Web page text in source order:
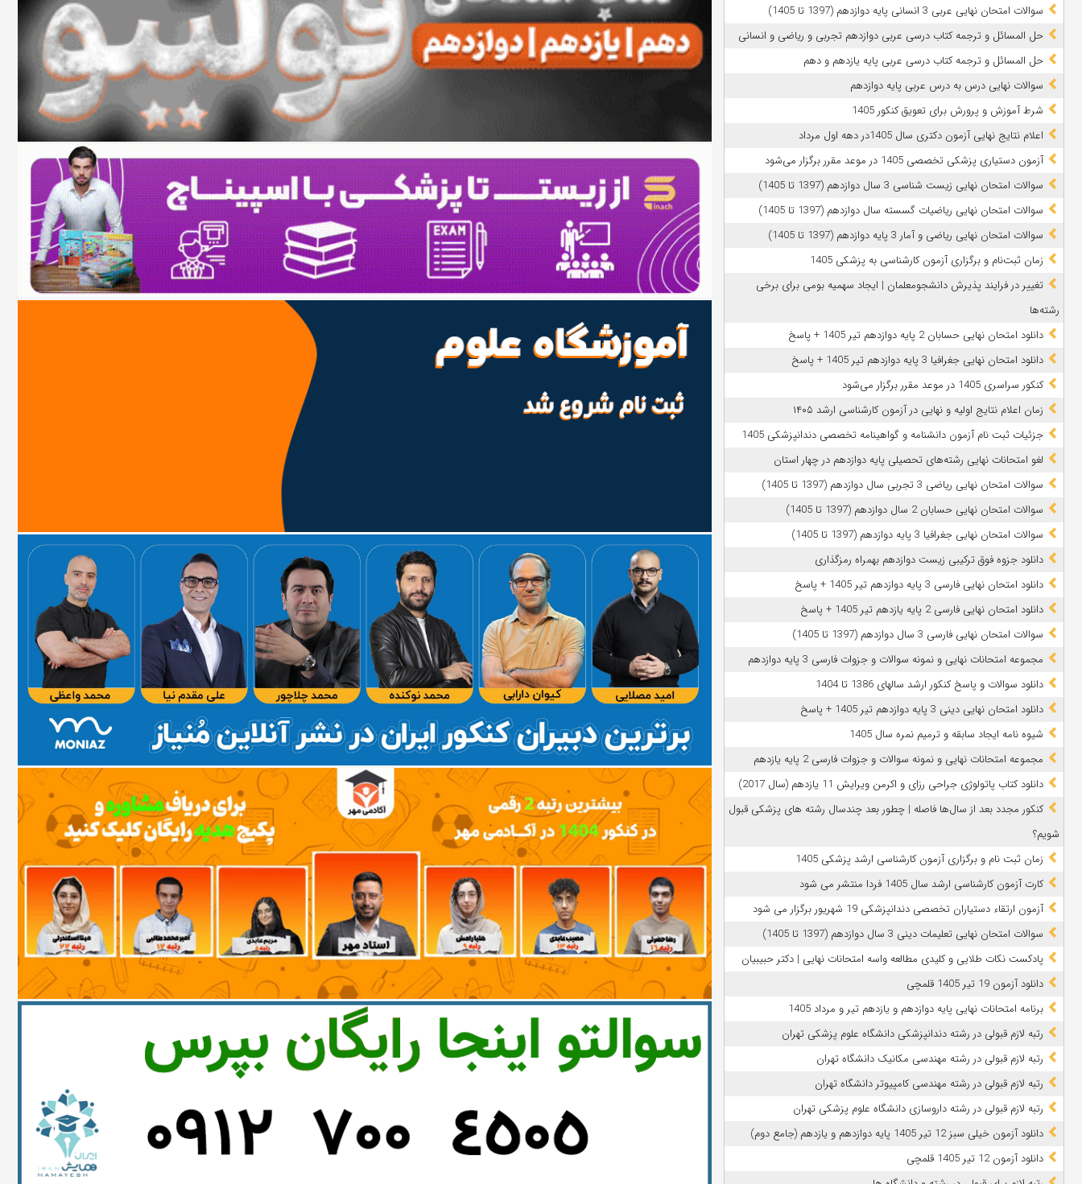
سوالات امتحان نهایی عربی 3 انسانی پایه دوازدهم (1397 تا 1405)
حل المسائل و ترجمه کتاب درسی عربی دوازدهم تجربی و ریاضی و انسانی
حل المسائل و ترجمه کتاب درسی عربی پایه یازدهم و دهم
سوالات نهایی درس به درس عربی پایه دوازدهم
شرط آموزش و پرورش برای تعویق کنکور 1405
اعلام نتایج نهایی آزمون دکتری سال 1405در دهه اول مرداد
آزمون دستیاری پزشکی تخصصی 1405 در موعد مقرر برگزار می‌شود
سوالات امتحان نهایی زیست شناسی 3 سال دوازدهم (1397 تا 1405)
سوالات امتحان نهایی ریاضیات گسسته سال دوازدهم (1397 تا 1405)
سوالات امتحان نهایی ریاضی و آمار 3 پایه دوازدهم (1397 تا 1405)
زمان ثبت‌نام و برگزاری آزمون کارشناسی به پزشکی 1405
تغییر در فرایند پذیرش دانشجومعلمان | ایجاد سهمیه بومی برای برخی
رشته‌ها
دانلود امتحان نهایی حسابان 2 پایه دوازدهم تیر 1405 + پاسخ
دانلود امتحان نهایی جغرافیا 3 پایه دوازدهم تیر 1405 + پاسخ
کنکور سراسری 1405 در موعد مقرر برگزار می‌شود
زمان اعلام نتایج اولیه و نهایی در آزمون کارشناسی ارشد ۱۴۰۵
جزئیات ثبت نام آزمون دانشنامه و گواهینامه تخصصی دندانپزشکی 1405
لغو امتحانات نهایی رشته‌های تحصیلی پایه دوازدهم در چهار استان
سوالات امتحان نهایی ریاضی 3 تجربی سال دوازدهم (1397 تا 1405)
سوالات امتحان نهایی حسابان 2 سال دوازدهم (1397 تا 1405)
سوالات امتحان نهایی جغرافیا 3 پایه دوازدهم (1397 تا 1405)
دانلود جزوه فوق ترکیبی زیست دوازدهم بهمراه رمزگذاری
دانلود امتحان نهایی فارسی 3 پایه دوازدهم تیر 1405 + پاسخ
دانلود امتحان نهایی فارسی 2 پایه یازدهم تیر 1405 + پاسخ
سوالات امتحان نهایی فارسی 3 سال دوازدهم (1397 تا 1405)
مجموعه امتحانات نهایی و نمونه سوالات و جزوات فارسی 3 پایه دوازدهم
دانلود سوالات و پاسخ کنکور ارشد سالهای 1386 تا 1404
دانلود امتحان نهایی دینی 3 پایه دوازدهم تیر 1405 + پاسخ
شیوه نامه ایجاد سابقه و ترمیم نمره سال 1405
مجموعه امتحانات نهایی و نمونه سوالات و جزوات فارسی 2 پایه یازدهم
دانلود کتاب پاتولوژی جراحی رزای و اکرمن ویرایش 11 یازدهم (سال 2017)
کنکور مجدد بعد از سال‌ها فاصله | چطور بعد چندسال رشته‌ های پزشکی قبول
شویم؟
زمان ثبت نام و برگزاری آزمون کارشناسی ارشد پزشکی 1405
کارت آزمون کارشناسی ارشد سال 1405 فردا منتشر می شود
آزمون ارتقاء دستیاران تخصصی دندانپزشکی 19 شهریور برگزار می شود
سوالات امتحان نهایی تعلیمات دینی 3 سال دوازدهم (1397 تا 1405)
پادکست نکات طلایی و کلیدی مطالعه واسه امتحانات نهایی | دکتر حبیبیان
دانلود آزمون 19 تیر 1405 قلمچی
برنامه امتحانات نهایی پایه دوازدهم و یازدهم تیر و مرداد 1405
رتبه لازم قبولی در رشته دندانپزشکی دانشگاه علوم پزشکی تهران
رتبه لازم قبولی در رشته مهندسی مکانیک دانشگاه تهران
رتبه لازم قبولی در رشته مهندسی کامپیوتر دانشگاه تهران
رتبه لازم قبولی در رشته داروسازی دانشگاه علوم پزشکی تهران
دانلود آزمون خیلی سبز 12 تیر 1405 پایه دوازدهم و یازدهم (جامع دوم)
دانلود آزمون 12 تیر 1405 قلمچی